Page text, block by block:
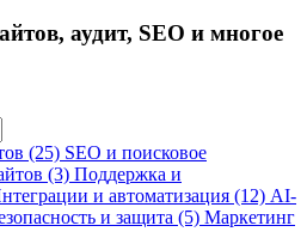
аудит, SEO и многое
(25) SEO и поисковое
(3) Поддержка и
и автоматизация (12) AI-
и защита (5) Маркетинг